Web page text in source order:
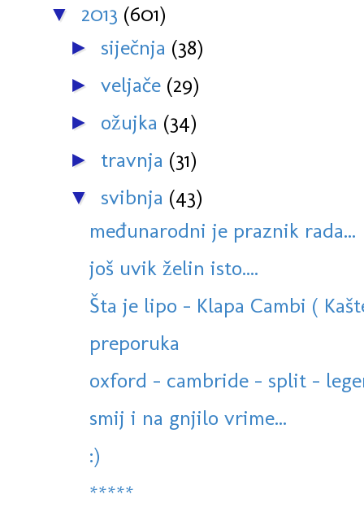
▼ 2013 (601)
► siječnja (38)
► veljače (29)
► ožujka (34)
► travnja (31)
▼ svibnja (43)
međunarodni je praznik rada...
još uvik želin isto....
Šta je lipo - Klapa Cambi (
preporuka
oxford - cambride - split -
smij i na gnjilo vrime...
:)
*****